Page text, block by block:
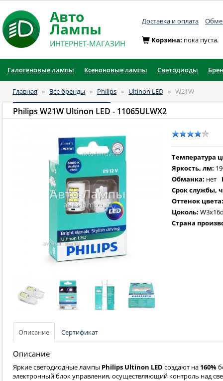
Авто
Лампы
ИНТЕРНЕТ-МАГАЗИН
Доставка и оплата
Корзина: пока пуста.
Галогеновые лампы Ксеноновые лампы Светодиоды
Главная » Все бренды » Philips » Ultinon LED » W21W
Philips W21W Ultinon LED - 11065ULWX2
Температура
Яркость, лм:
Обманка: нет
Срок службы,
Оттенок
Цоколь:
Страна
Описание Сертификат
Описание
Яркие светодиодные лампы Philips Ultinon LED создают на 160%
электронный блок управления, осуществляющий контроль над